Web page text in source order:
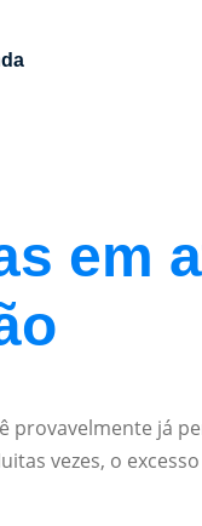
em
provavelmente já
vezes, o